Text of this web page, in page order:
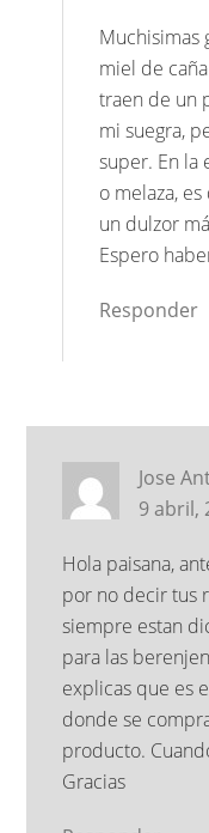
Muchisimas
miel de
traen de un
mi suegra,
super. En la
o melaza,
un dulzor
Espero
Responder
Jose
9 abril,
Hola paisana,
por no decir tus
siempre estan
para las
explicas que es
donde se
producto.
Gracias